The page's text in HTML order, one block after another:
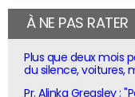
À NE PAS RATER
Plus que deux mois
du silence, voitures,
Pr. Alinka Greasley :